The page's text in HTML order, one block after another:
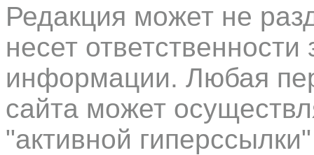
Редакция может не
несет
информации. Любая
сайта может
"активной